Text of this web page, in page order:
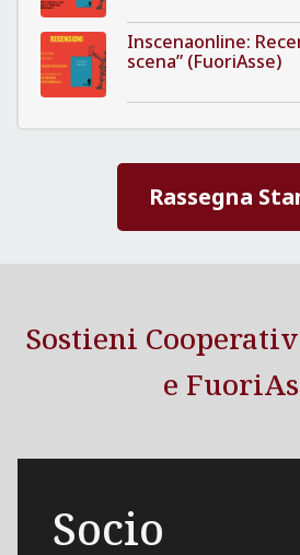
Inscenaonline:
scena” (FuoriAsse)
Rassegna
Sostieni
e
Socio